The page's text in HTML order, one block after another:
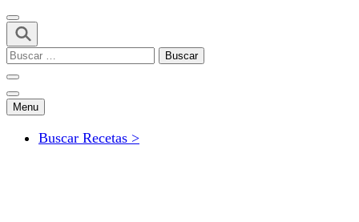
Buscar:
Menu
Buscar Recetas >